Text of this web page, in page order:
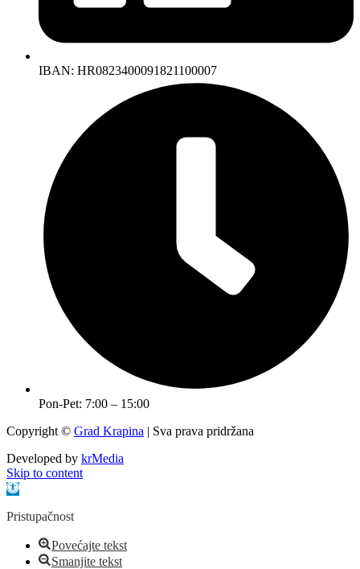
IBAN: HR0823400091821100007
Pon-Pet: 7:00 – 15:00
Copyright © Grad Krapina | Sva prava pridržana
Developed by krMedia
Skip to content
Open toolbar
Pristupačnost
Povećajte tekst
Smanjite tekst